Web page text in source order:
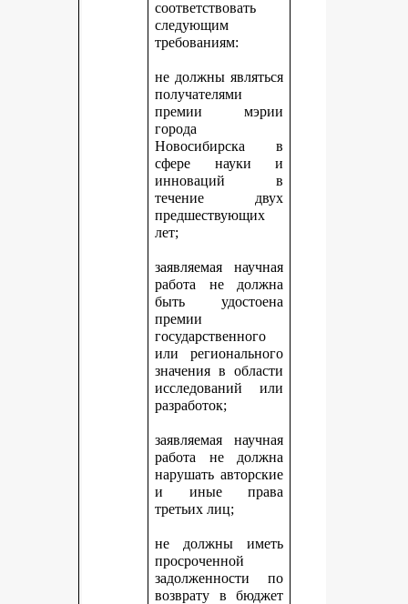
соответствовать
следующим
требованиям:
не должны являться
получателями
премии мэрии
города
Новосибирска в
сфере науки и
инноваций в
течение двух
предшествующих
лет;
заявляемая научная
работа не должна
быть удостоена
премии
государственного
или регионального
значения в области
исследований или
разработок;
заявляемая научная
работа не должна
нарушать авторские
и иные права
третьих лиц;
не должны иметь
просроченной
задолженности по
возврату в бюджет